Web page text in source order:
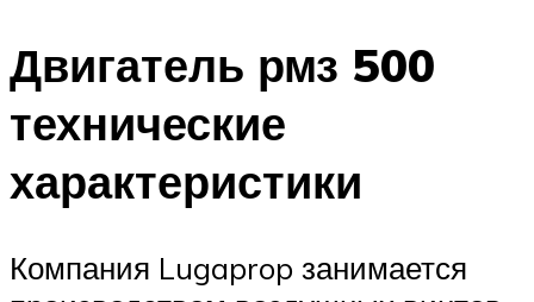
Двигатель рмз 500
технические
характеристики
Компания Lugaprop занимается